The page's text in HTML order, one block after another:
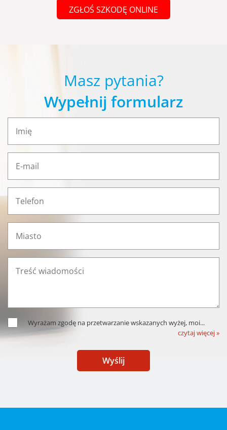
ZGŁOŚ SZKODĘ ONLINE
Masz pytania?
Wypełnij formularz
Wyrażam zgodę na przetwarzanie wskazanych wyżej, moi...
czytaj więcej »
Wyślij